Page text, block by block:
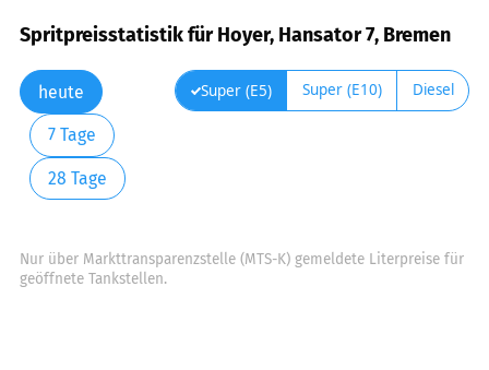
Spritpreisstatistik für Hoyer, Hansator 7, Bremen
heute
7 Tage
28 Tage
Super (E5) Super (E10) Diesel
Nur über Markttransparenzstelle (MTS-K) gemeldete Literpreise für
geöffnete Tankstellen.